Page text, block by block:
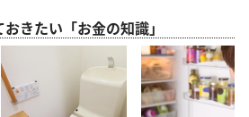
きたい「お金の知識」